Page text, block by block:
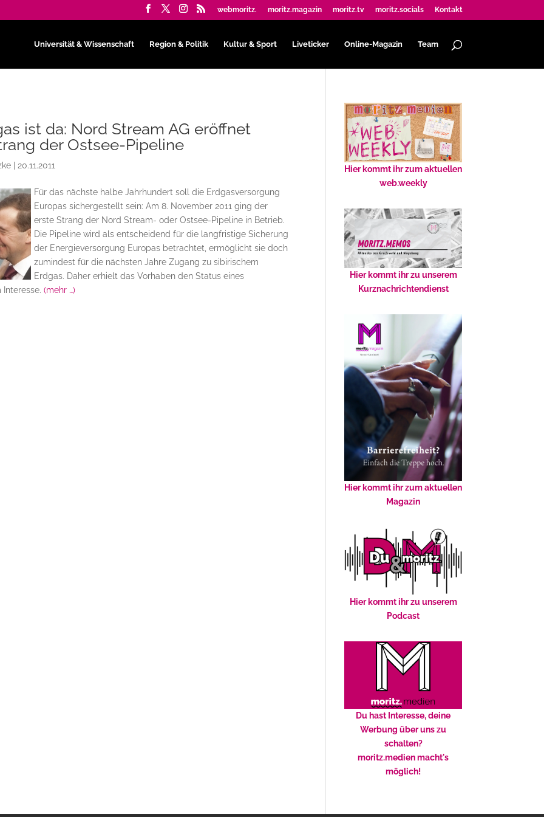
webmoritz. moritz.magazin moritz.tv moritz.socials Kontakt
Universität & Wissenschaft Region & Politik Kultur & Sport Liveticker Online-Magazin Team
ist da: Nord Stream AG eröffnet
der Ostsee-Pipeline
20.11.2011
Für das nächste halbe Jahrhundert soll die Erdgasversorgung
Europas sichergestellt sein: Am 8. November 2011 ging der
erste Strang der Nord Stream- oder Ostsee-Pipeline in Betrieb.
Die Pipeline wird als entscheidend für die langfristige Sicherung
der Energieversorgung Europas betrachtet, ermöglicht sie doch
zumindest für die nächsten Jahre Zugang zu sibirischem
Erdgas. Daher erhielt das Vorhaben den Status eines
Interesse.(mehr …)
Hier kommt ihr zum aktuellen
web.weekly
Hier kommt ihr zu unserem
Kurznachrichtendienst
Hier kommt ihr zum aktuellen
Magazin
Hier kommt ihr zu unserem
Podcast
Du hast Interesse, deine
Werbung über uns zu
schalten?
moritz.medien macht's
möglich!